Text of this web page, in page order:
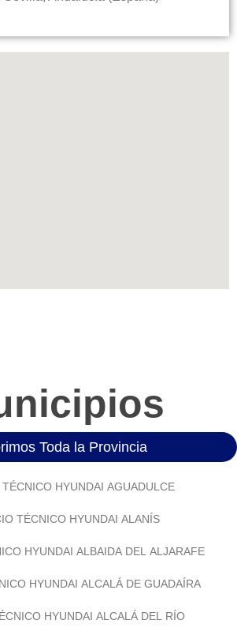
Toda la Provincia
HYUNDAI AGUADULCE
TÉCNICO HYUNDAI ALANÍS
HYUNDAI ALBAIDA DEL ALJARAFE
HYUNDAI ALCALÁ DE GUADAÍRA
HYUNDAI ALCALÁ DEL RÍO